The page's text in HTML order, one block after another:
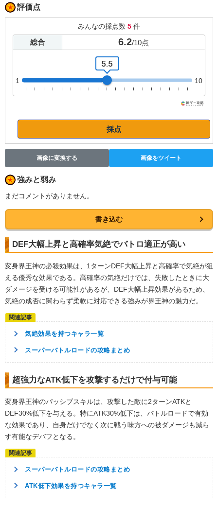
評価点
みんなの採点数 5 件
総合 6.2/10点
1
5.5
10
採点
画像に変換する 画像をツイート
強みと弱み
まだコメントがありません。
書き込む
DEF大幅上昇と高確率気絶でバトロ適正が高い
変身界王神の必殺効果は、1ターンDEF大幅上昇と高確率で気絶が狙
える優秀な効果である。高確率の気絶だけでは、失敗したときに大
ダメージを受ける可能性があるが、DEF大幅上昇効果があるため、
気絶の成否に関わらず柔軟に対応できる強みが界王神の魅力だ。
気絶効果を持つキャラ一覧
スーパーバトルロードの攻略まとめ
超強力なATK低下を攻撃するだけで付与可能
変身界王神のパッシブスキルは、攻撃した敵に2ターンATKと
DEF30%低下を与える。特にATK30%低下は、バトルロードで有効
な効果であり、自身だけでなく次に戦う味方への被ダメージも減ら
す有能なデバフとなる。
スーパーバトルロードの攻略まとめ
ATK低下効果を持つキャラ一覧